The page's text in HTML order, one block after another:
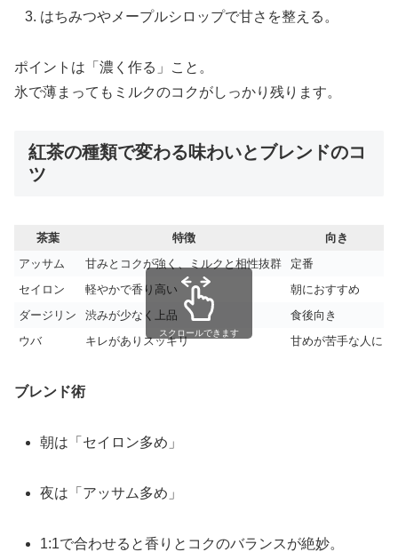
はちみつやメープルシロップで甘さを整える。
ポイントは「濃く作る」こと。
氷で薄まってもミルクのコクがしっかり残ります。
紅茶の種類で変わる味わいとブレンドのコ
ツ
茶葉 特徴
向き
アッサム
甘みとコクが強く、ミルクと相性抜群
定番
セイロン
軽やかで香り高い
朝におすすめ
ダージリン
渋みが少なく上品
食後向き
ウバ
キレがありスッキリ 甘めが苦手な人に
スクロールできます
ブレンド術
朝は「セイロン多め」
夜は「アッサム多め」
1:1で合わせると香りとコクのバランスが絶妙。